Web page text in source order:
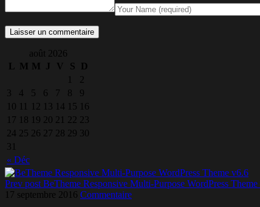
août 2026
L
M M J V S D
« Déc
1
2
3
4 5 6 7 8
9
10 11 12 13 14 15 16
17 18 19 20 21 22
23
24 25 26 27 28 29 30
31
Prev post BeTheme Responsive Multi-Purpose WordPress
17 septembre 2016 Commentaire